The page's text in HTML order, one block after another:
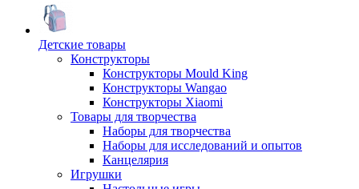
Детские товары
Конструкторы
Конструкторы Mould King
Конструкторы Wangao
Конструкторы Xiaomi
Товары для творчества
Наборы для творчества
Наборы для исследований и опытов
Канцелярия
Игрушки